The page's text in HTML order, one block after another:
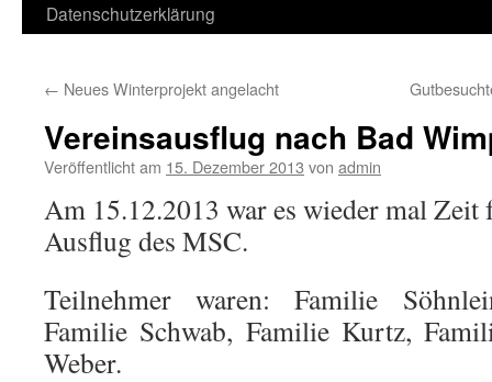
Datenschutzerklärung
← Neues Winterprojekt angelacht
Vereinsausflug nach Bad
Veröffentlicht am 15. Dezember 2013 von admin
Am 15.12.2013 war es wieder mal Zeit
Ausflug des MSC.
Teilnehmer waren: Familie
Familie Schwab, Familie Kurtz,
Weber.